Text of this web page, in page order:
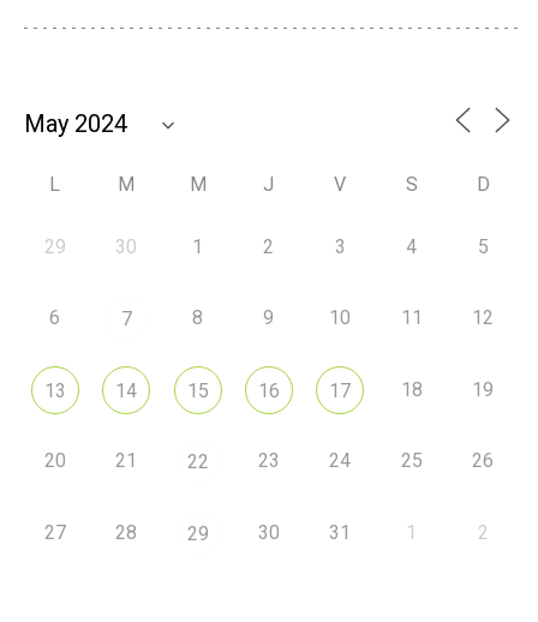
L M M J V S D
29 30 1 2 3 4 5
6 7 8 9 10 11 12
13 14 15 16 17 18 19
20 21 22 23 24 25 26
27 28 29 30 31 1 2